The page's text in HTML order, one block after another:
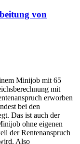
von
Minijob mit 65
mit
erworben
bei den
Das ist auch der
ohne eigenen
der Rentenanspruch
Also